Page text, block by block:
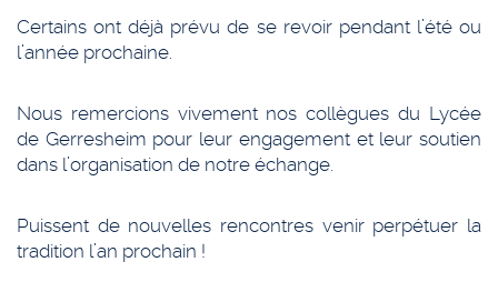
Certains ont déjà prévu de se revoir pendant l’été ou
l’année prochaine.
Nous remercions vivement nos collègues du Lycée
de Gerresheim pour leur engagement et leur soutien
dans l’organisation de notre échange.
Puissent de nouvelles rencontres venir perpétuer la
tradition l’an prochain !